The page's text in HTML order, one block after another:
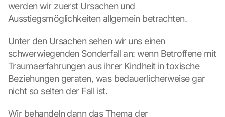
werden wir zuerst Ursachen und
Ausstiegsmöglichkeiten allgemein betrachten.
Unter den Ursachen sehen wir uns einen
schwerwiegenden Sonderfall an: wenn Betroffene mit
Traumaerfahrungen aus ihrer Kindheit in toxische
Beziehungen geraten, was bedauerlicherweise gar
nicht so selten der Fall ist.
Wir behandeln dann das Thema der
g
o
e
G
o
o
l